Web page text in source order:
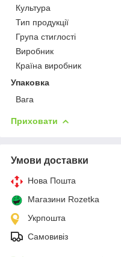
Культура
Тип продукції
Група стиглості
Виробник
Країна виробник
Упаковка
Вага
Приховати
Умови доставки
Нова Пошта
Магазини Rozetka
Укрпошта
Самовивіз